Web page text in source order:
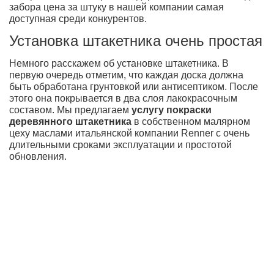
забора цена за штуку в нашей компании самая
доступная среди конкурентов.
Установка штакетника очень простая
Немного расскажем об установке штакетника. В
первую очередь отметим, что каждая доска должна
быть обработана грунтовкой или антисептиком. После
этого она покрывается в два слоя лакокрасочным
составом. Мы предлагаем услугу покраски
деревянного штакетника в собственном малярном
цеху маслами итальянской компании Renner с очень
длительными сроками эксплуатации и простотой
обновления.